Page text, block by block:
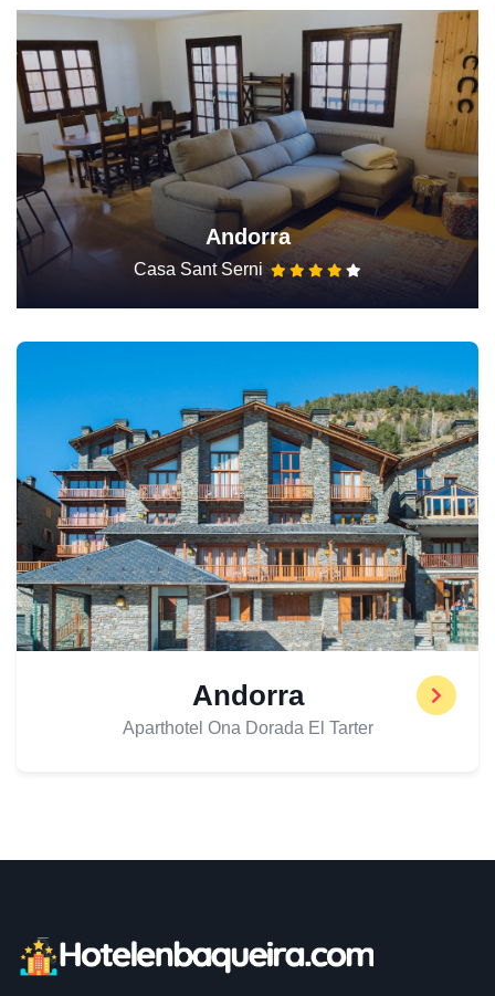
Andorra
Casa Sant Serni
Andorra
Aparthotel Ona Dorada El Tarter